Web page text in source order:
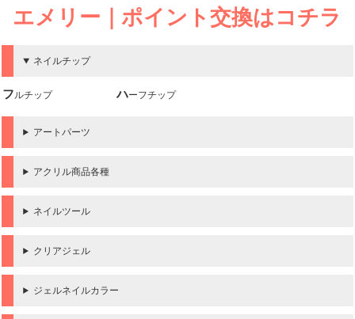
エメリー｜ポイント交換はコチラ
(景品)
ネイルチップ
フルチップ ハーフチップ
アートパーツ
アクリル商品各種
ネイルツール
クリアジェル
ジェルネイルカラー